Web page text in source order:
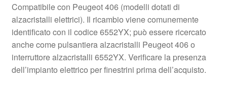
Compatibile con Peugeot 406 (modelli dotati di
alzacristalli elettrici). Il ricambio viene comunemente
identificato con il codice 6552YX; può essere ricercato
anche come pulsantiera alzacristalli Peugeot 406 o
interruttore alzacristalli 6552YX. Verificare la presenza
dell’impianto elettrico per finestrini prima dell’acquisto.